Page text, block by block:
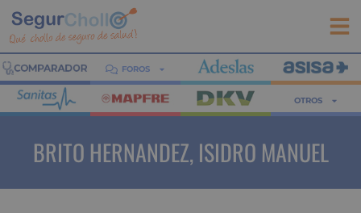
FOROS
OTROS
BRITO HERNANDEZ, ISIDRO MANUEL